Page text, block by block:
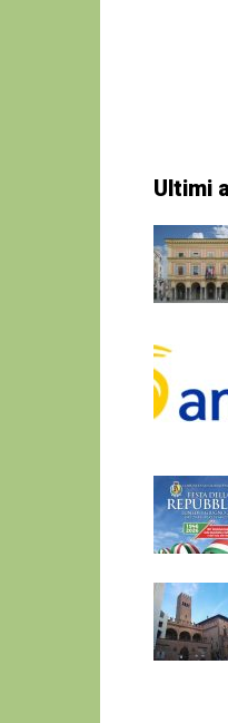
Ultimi